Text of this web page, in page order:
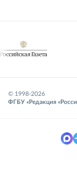
© 1998-2026
ФГБУ «Редакция